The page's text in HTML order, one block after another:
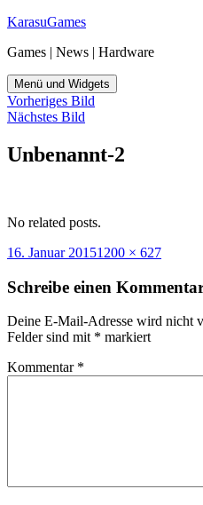
Zum
springen
KarasuGames
Games | News | Hardware
Menü und Widgets
Vorheriges Bild
Nächstes Bild
Unbenannt-2
No related posts.
Veröffentlicht
16. Januar 2015Originalgröße
1200 × 627
Schreibe einen
Deine E-Mail-Adresse wird nicht
Felder sind mit * markiert
Kommentar *